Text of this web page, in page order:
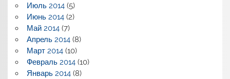
Июль 2014(5)
Июнь 2014(2)
Май 2014(7)
Апрель 2014(8)
Март 2014(10)
Февраль 2014(10)
Январь 2014(8)